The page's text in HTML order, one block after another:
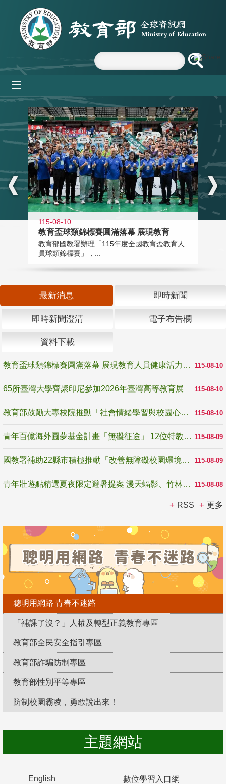
跳到主要內容區塊
:::
115-08-10
教育盃球類錦標賽圓滿落幕 展現教育
教育部國教署辦理「115年度全國教育盃教育人
員球類錦標賽」，...
最新消息 即時新聞
即時新聞澄清 電子布告欄
資料下載
115-08-10
教育盃球類錦標賽圓滿落幕 展現教育人員健康活力與團隊精神
115-08-10
65所臺灣大學齊聚印尼參加2026年臺灣高等教育展
115-08-10
教育部鼓勵大專校院推動「社會情緒學習與校園心理健康促進計畫」 培育校園「心」韌性
115-08-09
青年百億海外圓夢基金計畫「無礙征途」 12位特教與弱勢青年勇闖西班牙 跨越感官限制見證生命蛻變
115-08-09
國教署補助22縣市積極推動「改善無障礙校園環境計畫」 打造友善、安全、無礙學習空間
115-08-08
青年壯遊點精選夏夜限定避暑提案 漫天蝠影、竹林尋蛙、茶香夜觀 邀青年暮色出發
RSS 更多
聰明用網路 青春不迷路
「補課了沒？」人權及轉型正義教育專區
教育部全民安全指引專區
教育部詐騙防制專區
教育部性別平等專區
防制校園霸凌，勇敢說出來！
主題網站
English 數位學習入口網